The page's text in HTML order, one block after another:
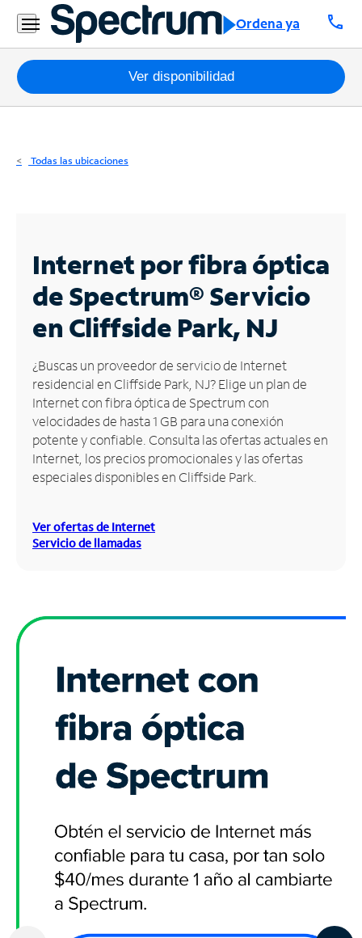
Ordena ya call
Residencial
Business
Paquetes
Internet
Business
Contáctanos
Inglés
Administrar
cuenta
Encuentra
una
tienda
Ver disponibilidad
Todas las ubicaciones
Internet por fibra óptica
de Spectrum®Servicio
en Cliffside Park, NJ
¿Buscas un proveedor de servicio de Internet
residencial en Cliffside Park, NJ? Elige un plan de
Internet con fibra óptica de Spectrum con
velocidades de hasta 1 GB para una conexión
potente y confiable. Consulta las ofertas actuales en
Internet, los precios promocionales y las ofertas
especiales disponibles en Cliffside Park.
Ver ofertas de Internet
Servicio de llamadas